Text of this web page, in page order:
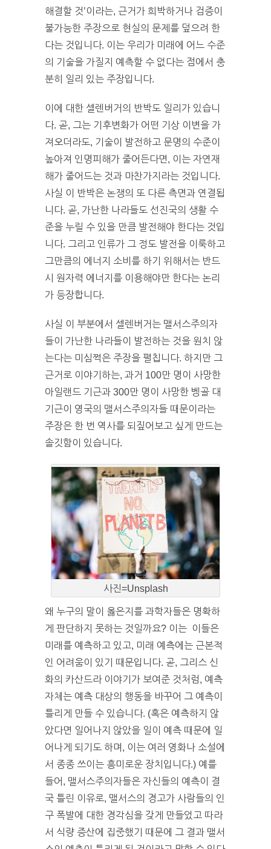
해결할 것’이라는, 근거가 희박하거나 검증이
불가능한 주장으로 현실의 문제를 덮으려 한
다는 것입니다. 이는 우리가 미래에 어느 수준
의 기술을 가질지 예측할 수 없다는 점에서 충
분히 일리 있는 주장입니다.
이에 대한 셀렌버거의 반박도 일리가 있습니
다. 곧, 그는 기후변화가 어떤 기상 이변을 가
져오더라도, 기술이 발전하고 문명의 수준이
높아져 인명피해가 줄어든다면, 이는 자연재
해가 줄어드는 것과 마찬가지라는 것입니다.
사실 이 반박은 논쟁의 또 다른 측면과 연결됩
니다. 곧, 가난한 나라들도 선진국의 생활 수
준을 누릴 수 있을 만큼 발전해야 한다는 것입
니다. 그리고 인류가 그 정도 발전을 이룩하고
그만큼의 에너지 소비를 하기 위해서는 반드
시 원자력 에너지를 이용해야만 한다는 논리
가 등장합니다.
사실 이 부분에서 셀렌버거는 맬서스주의자
들이 가난한 나라들이 발전하는 것을 원치 않
는다는 미심쩍은 주장을 펼칩니다. 하지만 그
근거로 이야기하는, 과거 100만 명이 사망한
아일랜드 기근과 300만 명이 사망한 벵골 대
기근이 영국의 맬서스주의자들 때문이라는
주장은 한 번 역사를 되짚어보고 싶게 만드는
솔깃함이 있습니다.
사진=Unsplash
왜 누구의 말이 옳은지를 과학자들은 명확하
게 판단하지 못하는 것일까요? 이는 이들은
미래를 예측하고 있고, 미래 예측에는 근본적
인 어려움이 있기 때문입니다. 곧, 그리스 신
화의 카산드라 이야기가 보여준 것처럼, 예측
자체는 예측 대상의 행동을 바꾸어 그 예측이
틀리게 만들 수 있습니다. (혹은 예측하지 않
았다면 일어나지 않았을 일이 예측 때문에 일
어나게 되기도 하며, 이는 여러 영화나 소설에
서 종종 쓰이는 흥미로운 장치입니다.) 예를
들어, 맬서스주의자들은 자신들의 예측이 결
국 틀린 이유로, 맬서스의 경고가 사람들의 인
구 폭발에 대한 경각심을 갖게 만들었고 따라
서 식량 증산에 집중했기 때문에 그 결과 맬서